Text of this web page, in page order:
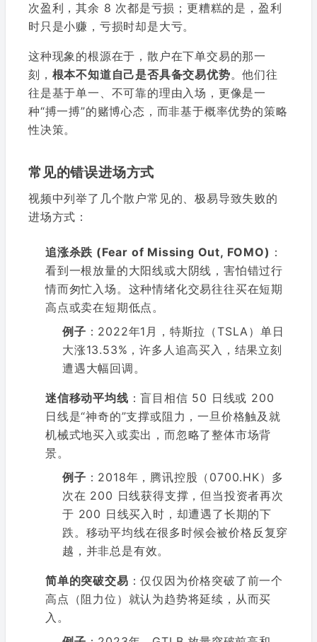
次盈利，其余 8 次都是亏损；更糟糕的是，盈利
时只是小赚，亏损时却是大亏。
这种现象的根源在于，散户在下单交易的那一
刻， 根本不知道自己是否具备交易优势。他们往
往是基于单一、不可靠的理由入场，更像是一
种“搏一搏”的赌博心态，而非基于概率优势的策略
性决策。
常见的错误进场方式
视频中列举了几个散户常见的、极易导致失败的
进场方式：
追涨杀跌 (Fear of Missing Out, FOMO) ：
看到一根放量的大阳线或大阴线，害怕错过行
情而匆忙入场。这种情绪化交易往往买在短期
高点或卖在短期低点。
例子 ：2022年1月，特斯拉（TSLA）单日
大涨13.53%，许多人追高买入，结果立刻
遭遇大幅回调。
迷信移动平均线 ：盲目相信 50 日线或 200
日线是“神奇的”支撑或阻力，一旦价格触及就
机械式地买入或卖出，而忽略了整体市场背
景。
例子 ：2018年，腾讯控股（0700.HK）多
次在 200 日线获得支撑，但当投资者再次
于 200 日线买入时，却遭遇了长期的下
跌。移动平均线在很多时候会被价格反复穿
越，并非总是有效。
简单的突破交易 ：仅仅因为价格突破了前一个
高点（阻力位）就认为趋势将延续，从而买
入。